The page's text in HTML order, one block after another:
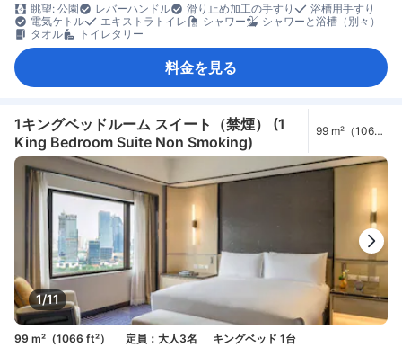
眺望: 公園
レバーハンドル 滑り止め加工の手すり
浴槽用手すり
電気ケトル
エキストラトイレ シャワー
シャワーと浴槽（別々）
タオル
トイレタリー
料金を見る
1キングベッドルーム スイート（禁煙） (1
King Bedroom Suite Non Smoking)
99 m²（1066
1/11
99 m²（1066 ft²） 定員：大人3名
キングベッド 1台